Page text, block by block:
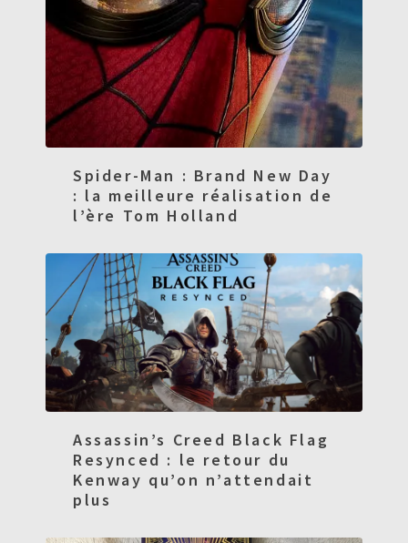
Spider-Man : Brand New Day
: la meilleure réalisation de
l’ère Tom Holland
Assassin’s Creed Black Flag
Resynced : le retour du
Kenway qu’on n’attendait
plus